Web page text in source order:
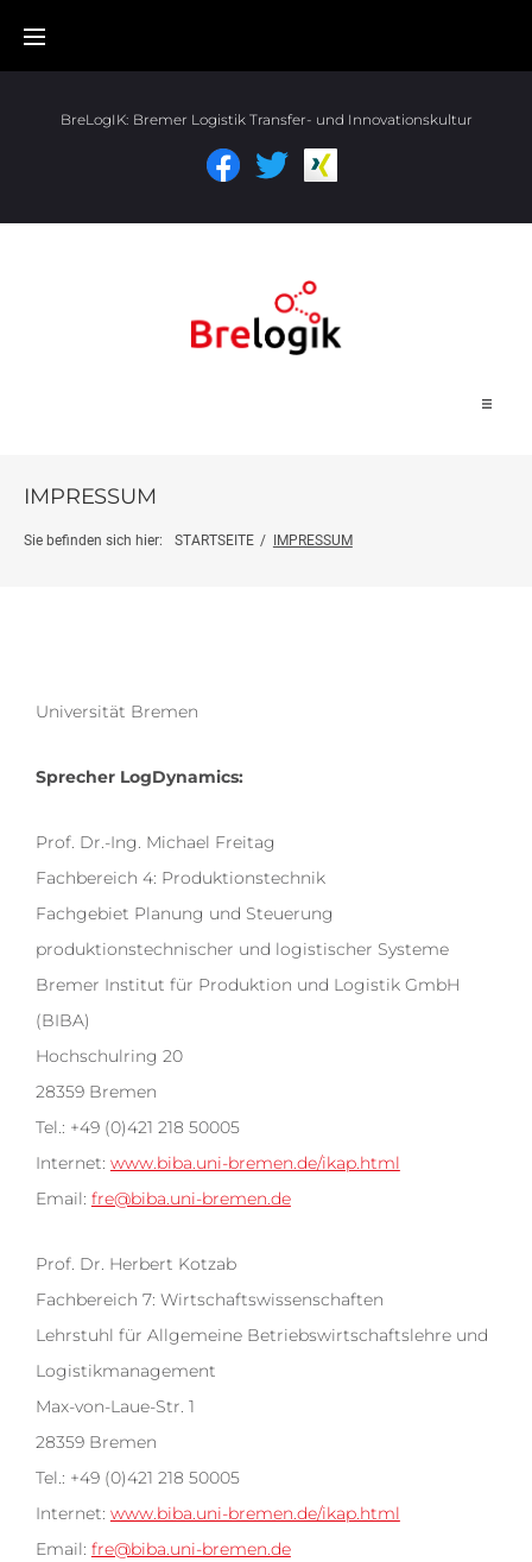
BreLogIK: Bremer Logistik Transfer- und Innovationskultur
Projektinfo
Kontakt
IMPRESSUM
Sie befinden sich hier: STARTSEITE / IMPRESSUM
Universität Bremen
Sprecher LogDynamics:
Prof. Dr.-Ing. Michael Freitag
Fachbereich 4: Produktionstechnik
Fachgebiet Planung und Steuerung
produktionstechnischer und logistischer Systeme
Bremer Institut für Produktion und Logistik GmbH
(BIBA)
Hochschulring 20
28359 Bremen
Tel.: +49 (0)421 218 50005
Internet: www.biba.uni-bremen.de/ikap.html
Email: fre@biba.uni-bremen.de
Prof. Dr. Herbert Kotzab
Fachbereich 7: Wirtschaftswissenschaften
Lehrstuhl für Allgemeine Betriebswirtschaftslehre und
Logistikmanagement
Max-von-Laue-Str. 1
28359 Bremen
Tel.: +49 (0)421 218 50005
Internet: www.biba.uni-bremen.de/ikap.html
Email: fre@biba.uni-bremen.de